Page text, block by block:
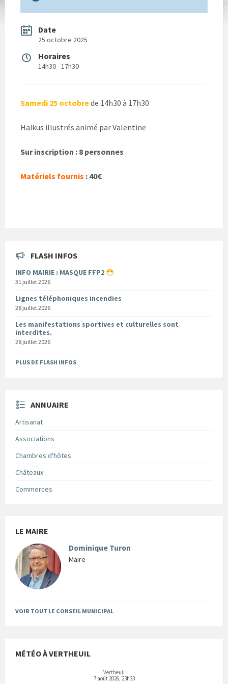
Date
25 octobre 2025
Horaires
14h30 - 17h30
Samedi 25 octobrede 14h30 à 17h30
HaÏkus illustrés animé par Valentine
Sur inscription : 8 personnes
Matériels fournis : 40€
FLASH INFOS
INFO MAIRIE : MASQUE FFP2
31 juillet 2026
Lignes téléphoniques incendies
28 juillet 2026
Les manifestations sportives et culturelles sont
interdites.
28 juillet 2026
PLUS DE FLASH INFOS
ANNUAIRE
Artisanat
Associations
Chambres d'hôtes
Châteaux
Commerces
LE MAIRE
Dominique Turon
Maire
VOIR TOUT LE CONSEIL MUNICIPAL
MÉTÉO À VERTHEUIL
Vertheuil
7 août 2026, 23h33